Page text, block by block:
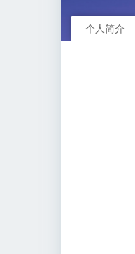
个人简介